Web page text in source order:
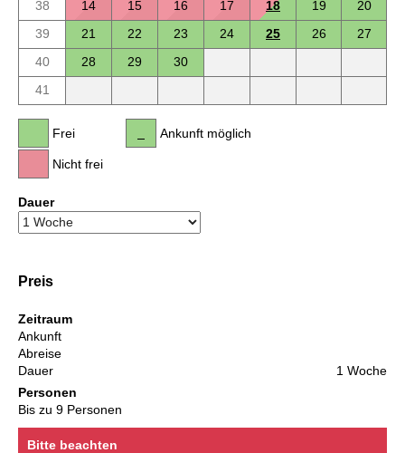
38
14 15 16 17 18 19
20
39
21 22 23 24 25 26
27
40
28 29
30
41
Frei
Nicht frei
Ankunft möglich
Dauer
Preis
Zeitraum
Ankunft
Abreise
Dauer
1 Woche
Personen
Bis zu 9 Personen
Bitte beachten